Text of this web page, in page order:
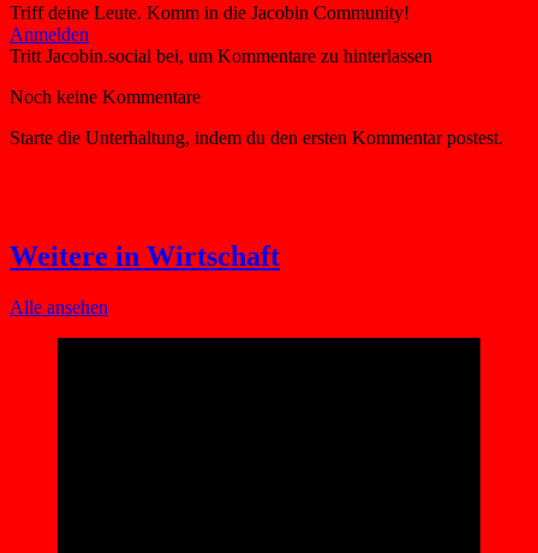
Triff deine Leute. Komm in die Jacobin Community!
Weitere in Wirtschaft
Alle ansehen